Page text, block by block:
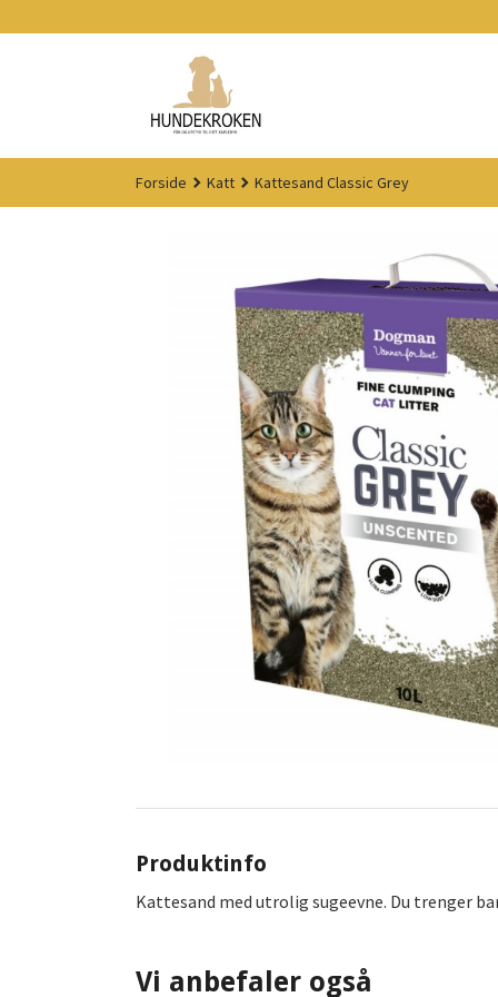
til
Forside Katt Kattesand Classic Grey
Produktinfo
Kattesand med utrolig sugeevne. Du trenger
Vi anbefaler også